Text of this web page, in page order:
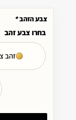
צבע הזהב*
בחרו צבע זהב
זהב